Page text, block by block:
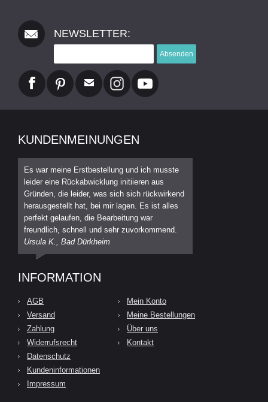
NEWSLETTER:
Absenden
KUNDENMEINUNGEN
Es war meine Erstbestellung und ich musste
leider eine Rückabwicklung initiieren aus
Gründen, die leider, was sich sich rückwirkend
herausgestellt hat, bei mir lagen. Es ist alles
perfekt gelaufen, die Bearbeitung war
freundlich, schnell und sehr zuvorkommend.
Ursula K., Bad Dürkheim
INFORMATION
AGB
Versand
Zahlung
Widerrufsrecht
Datenschutz
Kundeninformationen
Impressum
Mein Konto
Meine Bestellungen
Über uns
Kontakt